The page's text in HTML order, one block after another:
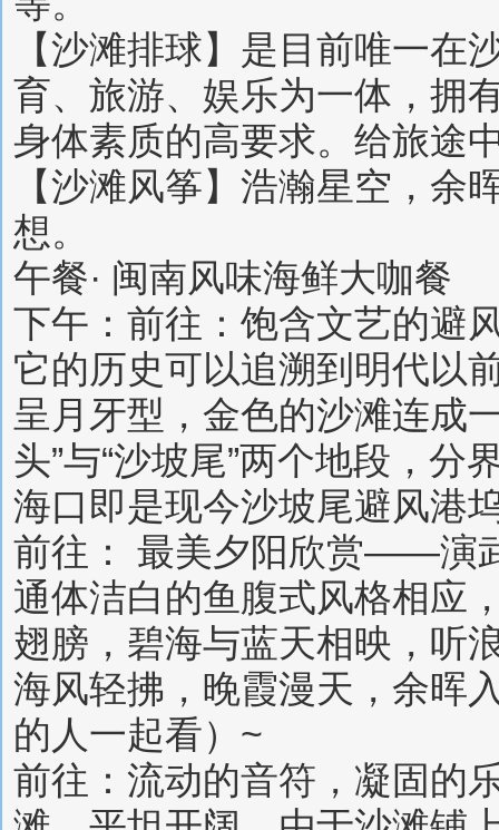
【沙滩排球】是目前唯一
育、旅游、娱乐为一体，拥
身体素质的高要求。给旅途
【沙滩风筝】浩瀚星空，
想。
午餐· 闽南风味海鲜大咖餐
下午：前往：饱含文艺的
它的历史可以追溯到明代以
呈月牙型，金色的沙滩连成
头”与“沙坡尾”两个地段，
海口即是现今沙坡尾避风港
前往： 最美夕阳欣赏——演
通体洁白的鱼腹式风格相应
翅膀，碧海与蓝天相映，听
海风轻拂，晚霞漫天，余晖
的人一起看）~
前往：流动的音符，凝固